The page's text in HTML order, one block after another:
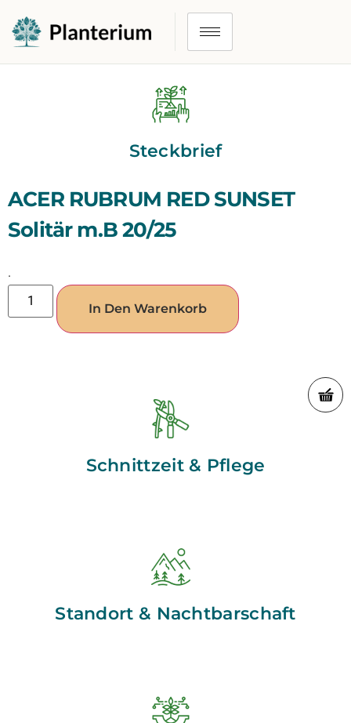
Steckbrief
ACER RUBRUM RED SUNSET
Solitär m.B 20/25
.
In Den Warenkorb
Schnittzeit & Pflege
Standort & Nachtbarschaft